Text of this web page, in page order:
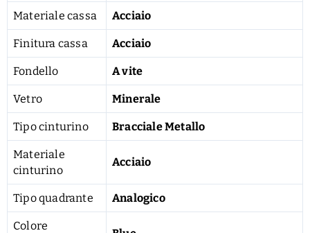
Materiale cassa Acciaio
Finitura cassa Acciaio
Fondello A vite
Vetro Minerale
Tipo cinturino Bracciale Metallo
Materiale
cinturino
Acciaio
Tipo quadrante Analogico
Colore